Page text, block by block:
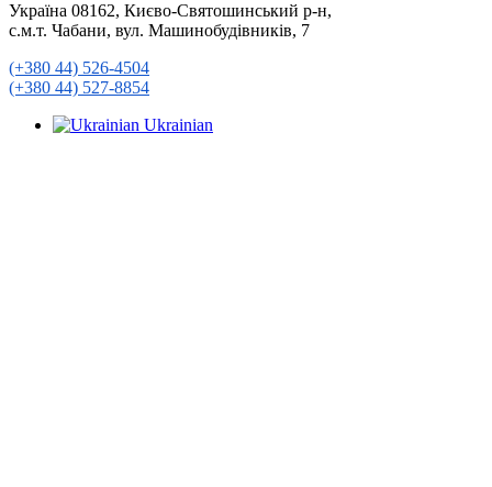
Україна 08162, Києво-Святошинський р-н,
с.м.т. Чабани, вул. Машинобудівників, 7
(+380 44) 526-4504
(+380 44) 527-8854
Ukrainian